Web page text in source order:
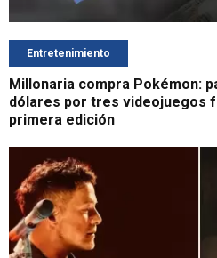
Entretenimiento
Millonaria compra Pokémon:
dólares por tres videojuegos
primera edición